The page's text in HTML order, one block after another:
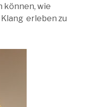
können, wie
erleben zu